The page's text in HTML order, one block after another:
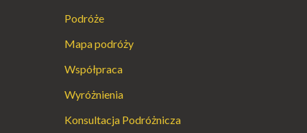
Podróże
Mapa podróży
Współpraca
Wyróżnienia
Konsultacja Podróżnicza